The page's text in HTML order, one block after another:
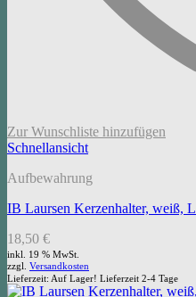
Zur Wunschliste hinzufügen
Schnellansicht
Aufbewahrung
IB Laursen Kerzenhalter, weiß, L
18,50 €
inkl. 19 % MwSt.
zzgl. Versandkosten
Lieferzeit: Auf Lager! Lieferzeit 2-4 Tage